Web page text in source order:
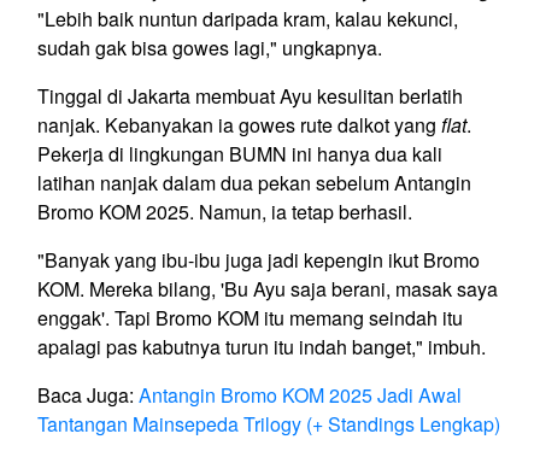
"Lebih baik nuntun daripada kram, kalau kekunci,
sudah gak bisa gowes lagi," ungkapnya.
Tinggal di Jakarta membuat Ayu kesulitan berlatih
nanjak. Kebanyakan ia gowes rute dalkot yang flat.
Pekerja di lingkungan BUMN ini hanya dua kali
latihan nanjak dalam dua pekan sebelum Antangin
Bromo KOM 2025. Namun, ia tetap berhasil.
"Banyak yang ibu-ibu juga jadi kepengin ikut Bromo
KOM. Mereka bilang, 'Bu Ayu saja berani, masak saya
enggak'. Tapi Bromo KOM itu memang seindah itu
apalagi pas kabutnya turun itu indah banget," imbuh.
Baca Juga: Antangin Bromo KOM 2025 Jadi Awal
Tantangan Mainsepeda Trilogy (+ Standings Lengkap)